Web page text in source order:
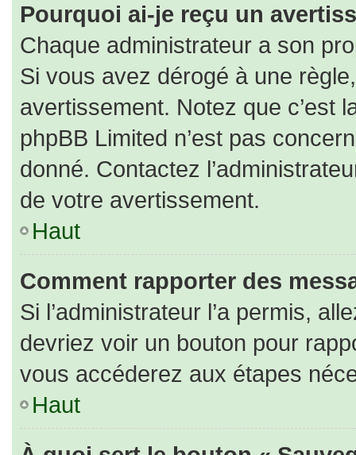
Pourquoi ai-je reçu un
Chaque administrateur a son
Si vous avez dérogé à une
avertissement. Notez que c’est
phpBB Limited n’est pas
donné. Contactez
de votre avertissement.
Haut
Comment rapporter des
Si l’administrateur l’a permis,
devriez voir un bouton pour
vous accéderez aux étapes
Haut